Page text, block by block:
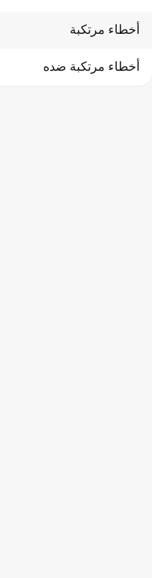
أخطاء مرتكبة
أخطاء مرتكبة ضده